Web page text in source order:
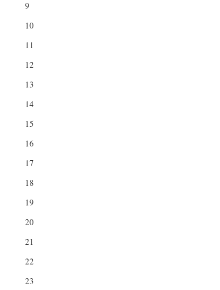
9
10
11
12
13
14
15
16
17
18
19
20
21
22
23